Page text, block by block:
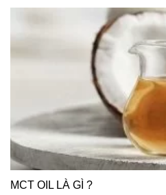
MCT OIL LÀ GÌ ?